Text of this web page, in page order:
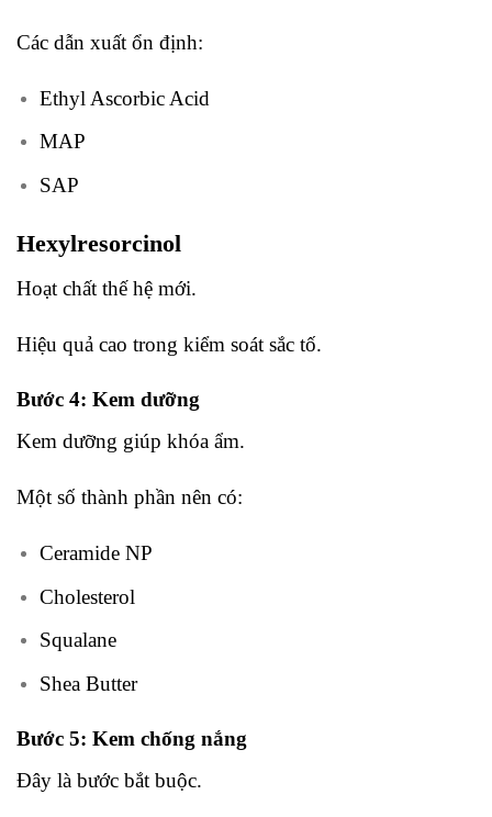
Các dẫn xuất ổn định:
Ethyl Ascorbic Acid
MAP
SAP
Hexylresorcinol
Hoạt chất thế hệ mới.
Hiệu quả cao trong kiểm soát sắc tố.
Bước 4: Kem dưỡng
Kem dưỡng giúp khóa ẩm.
Một số thành phần nên có:
Ceramide NP
Cholesterol
Squalane
Shea Butter
Bước 5: Kem chống nắng
Đây là bước bắt buộc.